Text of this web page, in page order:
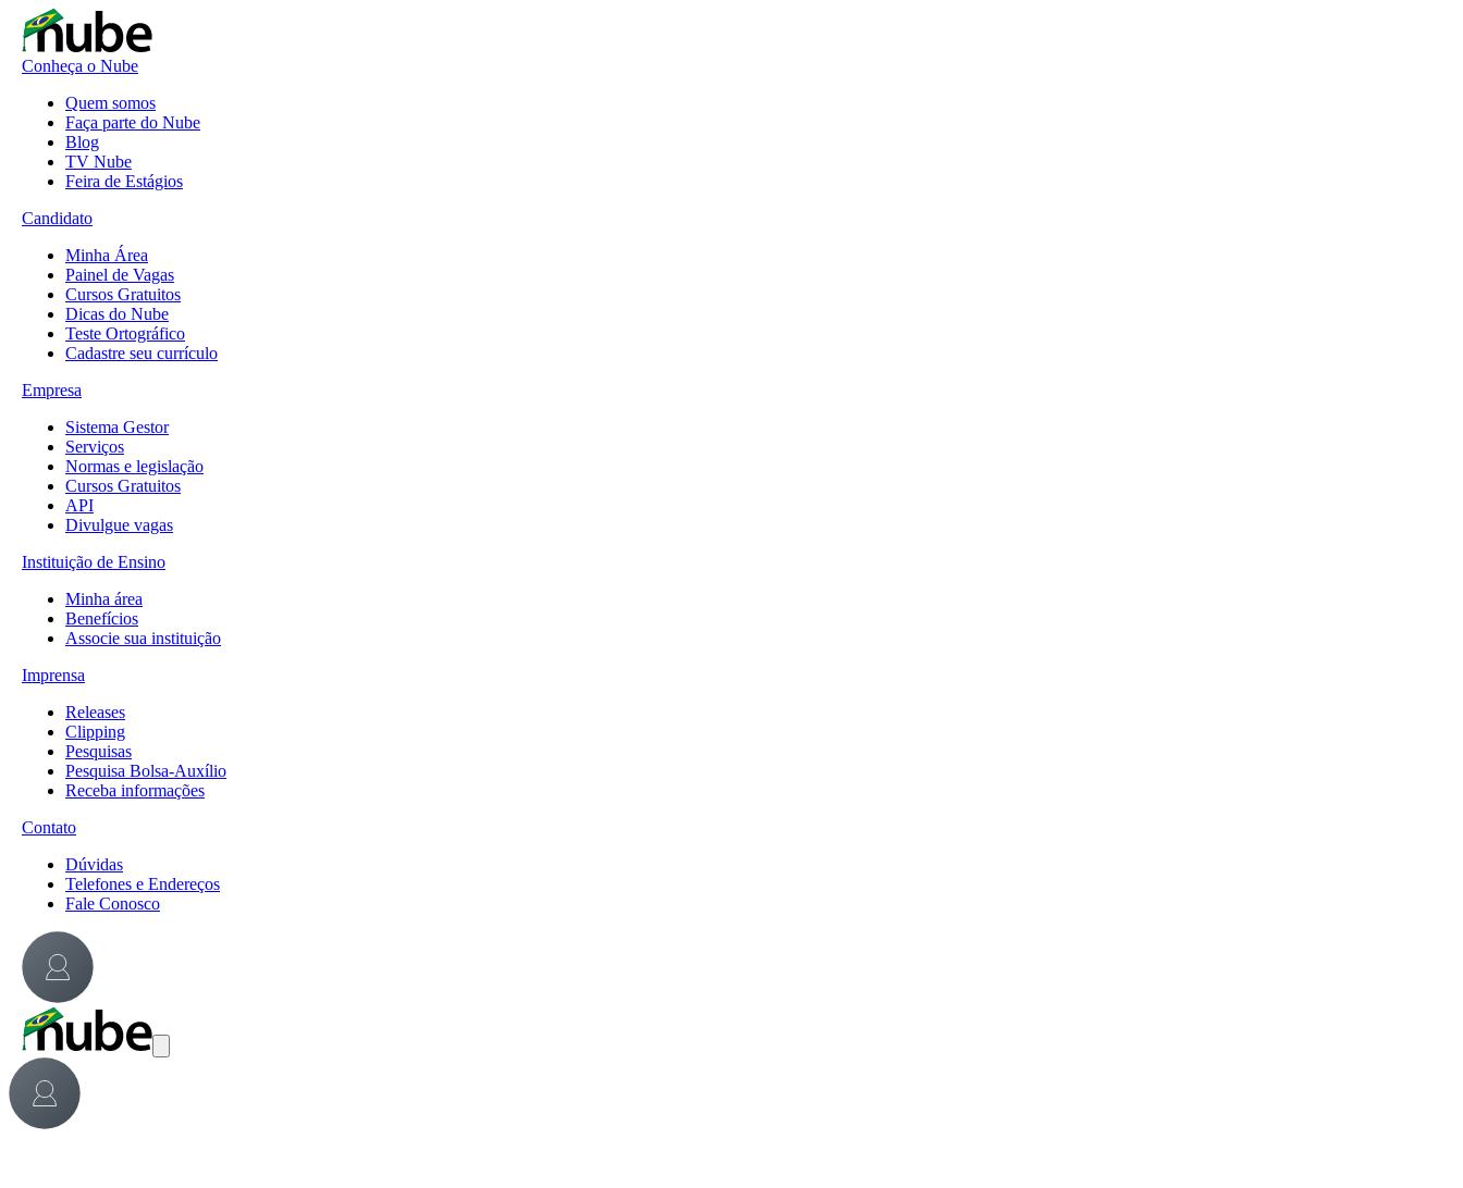
Conheça o Nube
Quem somos
Faça parte do Nube
Blog
TV Nube
Feira de Estágios
Candidato
Minha Área
Painel de Vagas
Cursos Gratuitos
Dicas do Nube
Teste Ortográfico
Cadastre seu currículo
Empresa
Sistema Gestor
Serviços
Normas e legislação
Cursos Gratuitos
API
Divulgue vagas
Instituição de Ensino
Minha área
Benefícios
Associe sua instituição
Imprensa
Releases
Clipping
Pesquisas
Pesquisa Bolsa-Auxílio
Receba informações
Contato
Dúvidas
Telefones e Endereços
Fale Conosco